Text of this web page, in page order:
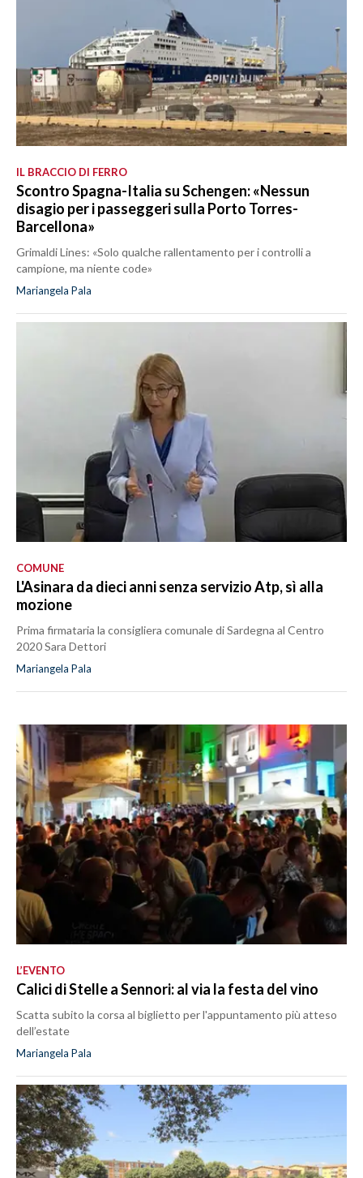
IL BRACCIO DI FERRO
Scontro Spagna-Italia su Schengen: «Nessun
disagio per i passeggeri sulla Porto Torres-
Barcellona»
Grimaldi Lines: «Solo qualche rallentamento per i controlli a
campione, ma niente code»
Mariangela Pala
COMUNE
L'Asinara da dieci anni senza servizio Atp, sì alla
mozione
Prima firmataria la consigliera comunale di Sardegna al Centro
2020 Sara Dettori
Mariangela Pala
L’EVENTO
Calici di Stelle a Sennori: al via la festa del vino
Scatta subito la corsa al biglietto per l'appuntamento più atteso
dell’estate
Mariangela Pala